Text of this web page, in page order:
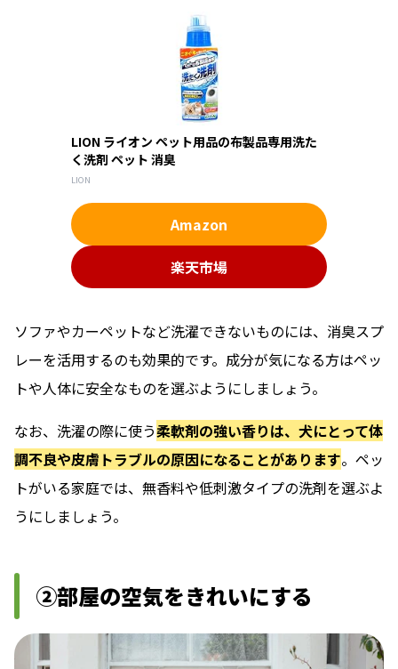
LION ライオン ペット用品の布製品専用洗た
く洗剤 ペット 消臭
LION
Amazon
楽天市場
ソファやカーペットなど洗濯できないものには、消臭スプ
レーを活用するのも効果的です。成分が気になる方はペッ
トや人体に安全なものを選ぶようにしましょう。
なお、洗濯の際に使う柔軟剤の強い香りは、犬にとって体
調不良や皮膚トラブルの原因になることがあります。ペッ
トがいる家庭では、無香料や低刺激タイプの洗剤を選ぶよ
うにしましょう。
②部屋の空気をきれいにする